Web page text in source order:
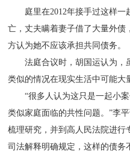
庭里在2012年接手过这样一
亡，丈夫瞒着妻子借了大量外债
方认为她不应该承担共同债务。
法庭合议时，胡国运认为，
类似的情况在现实生活中可能大
“很多人认为这只是一起小案
类似家庭面临的共性问题。”李
梳理研究，并到高人民法院进行
司法解释明确规定，这样的债务